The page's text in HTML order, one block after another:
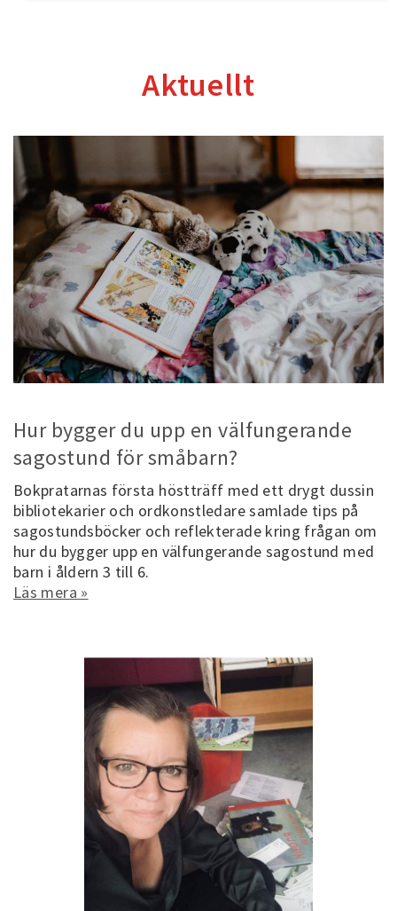
Aktuellt
Hur bygger du upp en välfungerande
sagostund för småbarn?
Bokpratarnas första höstträff med ett drygt dussin
bibliotekarier och ordkonstledare samlade tips på
sagostundsböcker och reflekterade kring frågan om
hur du bygger upp en välfungerande sagostund med
barn i åldern 3 till 6.
Läs mera »